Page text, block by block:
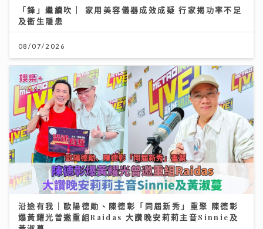
「鋒」繼續吹 | 家用美容儀器成效成疑 行家揭功率不足
及衞生隱患
08/07/2026
沿途有我｜歐陽德勛、陳德彰「同屆新秀」重聚 陳德彰
爆黃耀光曾邀重組Raidas 大讚晚安莉莉主音Sinnie及